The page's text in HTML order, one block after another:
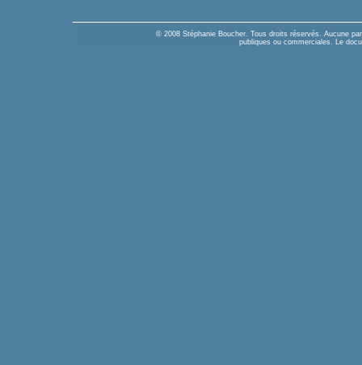
© 2008 Stéphanie Boucher. Tous droits réservés. Aucune
publiques ou commerciales. Le